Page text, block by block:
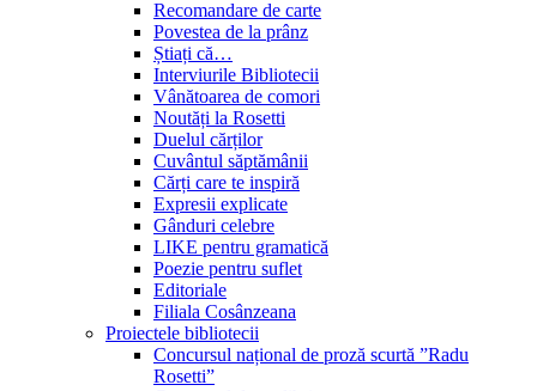
Recomandare de carte
Povestea de la prânz
Știați că…
Interviurile Bibliotecii
Vânătoarea de comori
Noutăți la Rosetti
Duelul cărților
Cuvântul săptămânii
Cărți care te inspiră
Expresii explicate
Gânduri celebre
LIKE pentru gramatică
Poezie pentru suflet
Editoriale
Filiala Cosânzeana
Proiectele bibliotecii
Concursul național de proză scurtă ”Radu
Rosetti”